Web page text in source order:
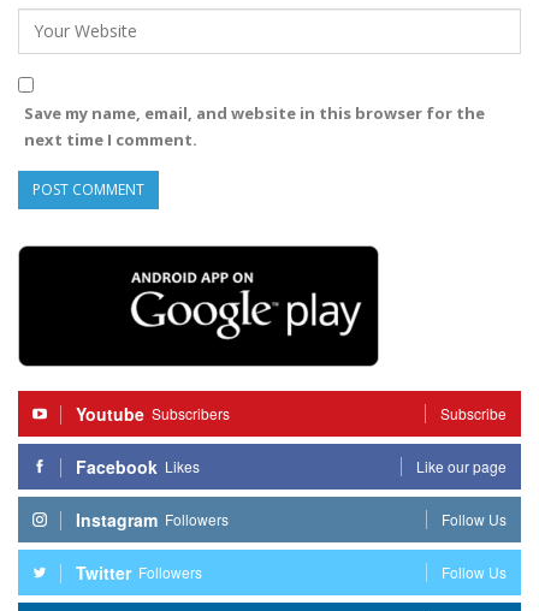
Save my name, email, and website in this browser for the
next time I comment.
Youtube Subscribers Subscribe
Facebook Likes Like our page
Instagram Followers Follow Us
Twitter Followers Follow Us